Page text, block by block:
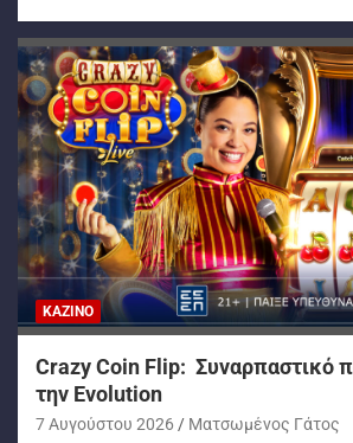
ΚΑΖΊΝΟ
Crazy Coin Flip: Συναρπαστικό
την Evolution
7 Αυγούστου 2026 Ματσωμένος Γάτος